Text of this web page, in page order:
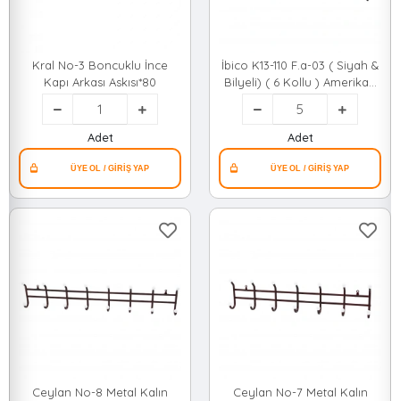
Kral No-3 Boncuklu İnce
Kapı Arkası Askısı*80
Adet
İbico K13-110 F.a-03 ( Siyah &
Bilyeli) ( 6 Kollu ) Amerikan
Kapı Arkası Askı*5x14
Adet
Ceylan No-8 Metal Kalın
Ceylan No-7 Metal Kalın